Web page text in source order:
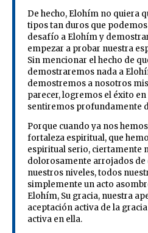
De hecho, Elohím no quiera
tipos tan duros que
desafío a Elohím y
empezar a probar nuestra
Sin mencionar el hecho de
demostraremos nada a
demostremos a nosotros
parecer, logremos el éxito
sentiremos profundamente
Porque cuando ya nos
fortaleza espiritual, que
espiritual serio, ciertamente
dolorosamente arrojados de
nuestros niveles, todos
simplemente un acto
Elohím, Su gracia, nuestra
aceptación activa de la
activa en ella.